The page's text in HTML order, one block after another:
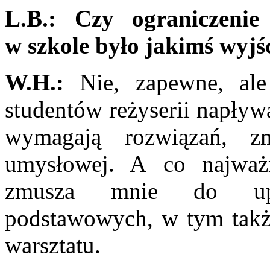
L.B.: Czy
w szkole było jakimś
W.H.: Nie, zapewne,
studentów reżyserii
wyma­gają rozwiązań,
umysłowej. A co
zmusza mnie do
podstawowych, w tym
warsztatu.